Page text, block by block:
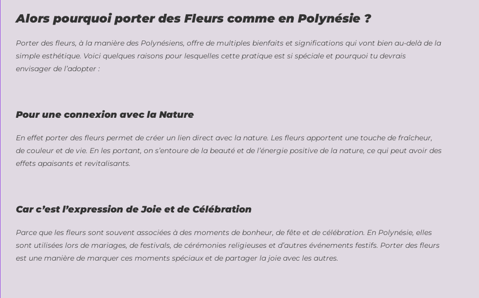
Alors pourquoi porter des Fleurs comme en Polynésie ?
Porter des fleurs, à la manière des Polynésiens, offre de multiples bienfaits et significations qui vont bien au-delà de la
simple esthétique. Voici quelques raisons pour lesquelles cette pratique est si spéciale et pourquoi tu devrais
envisager de l’adopter :
Pour une connexion avec la Nature
En effet porter des fleurs permet de créer un lien direct avec la nature. Les fleurs apportent une touche de fraîcheur,
de couleur et de vie. En les portant, on s’entoure de la beauté et de l’énergie positive de la nature, ce qui peut avoir des
effets apaisants et revitalisants.
Car c’est l’expression de Joie et de Célébration
Parce que les fleurs sont souvent associées à des moments de bonheur, de fête et de célébration. En Polynésie, elles
sont utilisées lors de mariages, de festivals, de cérémonies religieuses et d’autres événements festifs. Porter des fleurs
est une manière de marquer ces moments spéciaux et de partager la joie avec les autres.